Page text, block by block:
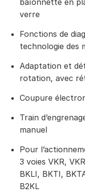
verre
Fonctions de
technologie des
Adaptation et
rotation, avec
Coupure
Train
manuel
Pour
3 voies VKR,
BKLI, BKTI,
B2KL